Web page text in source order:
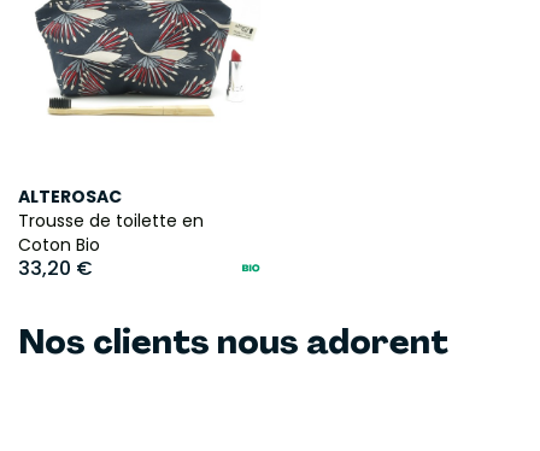
ALTEROSAC
Trousse de toilette en
Coton Bio
33,20 €
Nos clients nous adorent